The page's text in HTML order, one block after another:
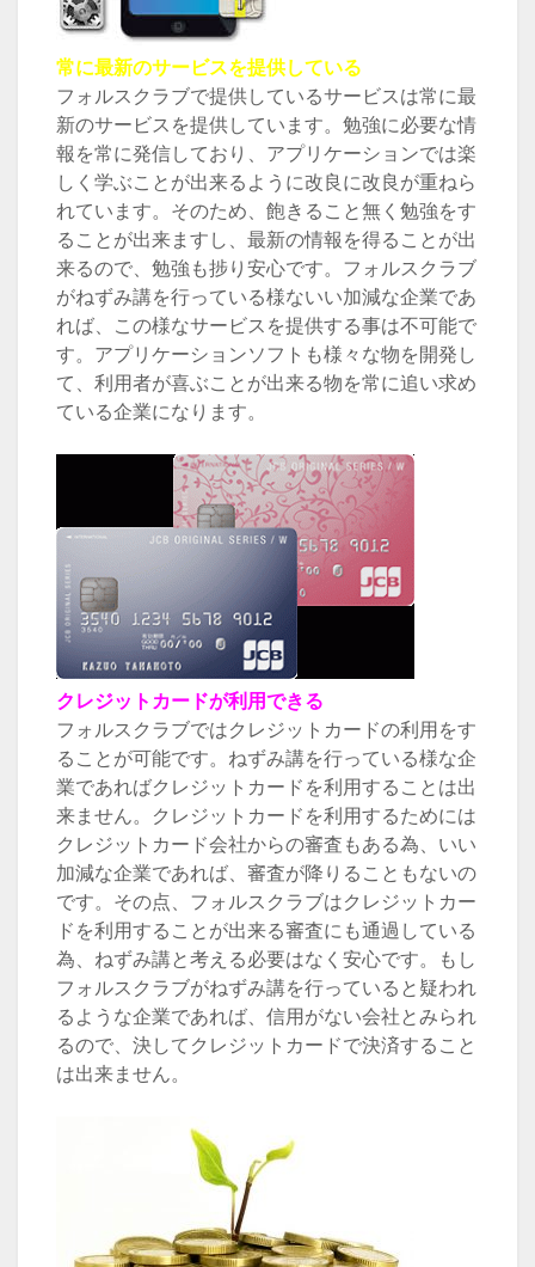
常に最新のサービスを提供している
フォルスクラブで提供しているサービスは常に最
新のサービスを提供しています。勉強に必要な情
報を常に発信しており、アプリケーションでは楽
しく学ぶことが出来るように改良に改良が重ねら
れています。そのため、飽きること無く勉強をす
ることが出来ますし、最新の情報を得ることが出
来るので、勉強も捗り安心です。フォルスクラブ
がねずみ講を行っている様ないい加減な企業であ
れば、この様なサービスを提供する事は不可能で
す。アプリケーションソフトも様々な物を開発し
て、利用者が喜ぶことが出来る物を常に追い求め
ている企業になります。
クレジットカードが利用できる
フォルスクラブではクレジットカードの利用をす
ることが可能です。ねずみ講を行っている様な企
業であればクレジットカードを利用することは出
来ません。クレジットカードを利用するためには
クレジットカード会社からの審査もある為、いい
加減な企業であれば、審査が降りることもないの
です。その点、フォルスクラブはクレジットカー
ドを利用することが出来る審査にも通過している
為、ねずみ講と考える必要はなく安心です。もし
フォルスクラブがねずみ講を行っていると疑われ
るような企業であれば、信用がない会社とみられ
るので、決してクレジットカードで決済すること
は出来ません。